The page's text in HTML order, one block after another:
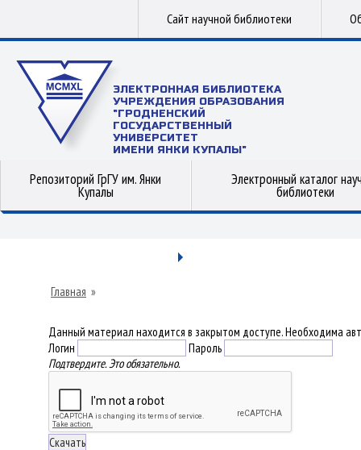
Сайт научной библиотеки
ЭЛЕКТРОННАЯ БИБЛИОТЕКА
УЧРЕЖДЕНИЯ ОБРАЗОВАНИЯ
"ГРОДНЕНСКИЙ
ГОСУДАРСТВЕННЫЙ
УНИВЕРСИТЕТ
ИМЕНИ ЯНКИ КУПАЛЫ"
Репозиторий ГрГУ им. Янки
Купалы
Электронный каталог
библиотеки
Главная »
Данный материал находится в закрытом доступе. Необходима
Логин
Пароль
Подтвердите. Это обязательно.